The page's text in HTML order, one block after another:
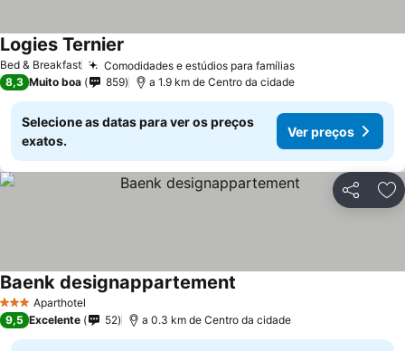
Bed & Breakfast Comodidades e estúdios para famílias
Logies Ternier
8,3 Muito boa 859 a 1.9 km de Centro da cidade
Selecione as datas para ver os preços
exatos.
Ver preços
Partilhar
3 EstrelasAparthotel
Baenk designappartement
9,5 Excelente 52 a 0.3 km de Centro da cidade